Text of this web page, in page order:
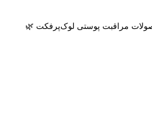
مراقبت پوستی لوک‌پرفکت 🌿